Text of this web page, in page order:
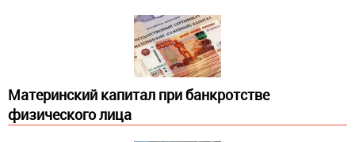
Материнский капитал при банкротстве
физического лица